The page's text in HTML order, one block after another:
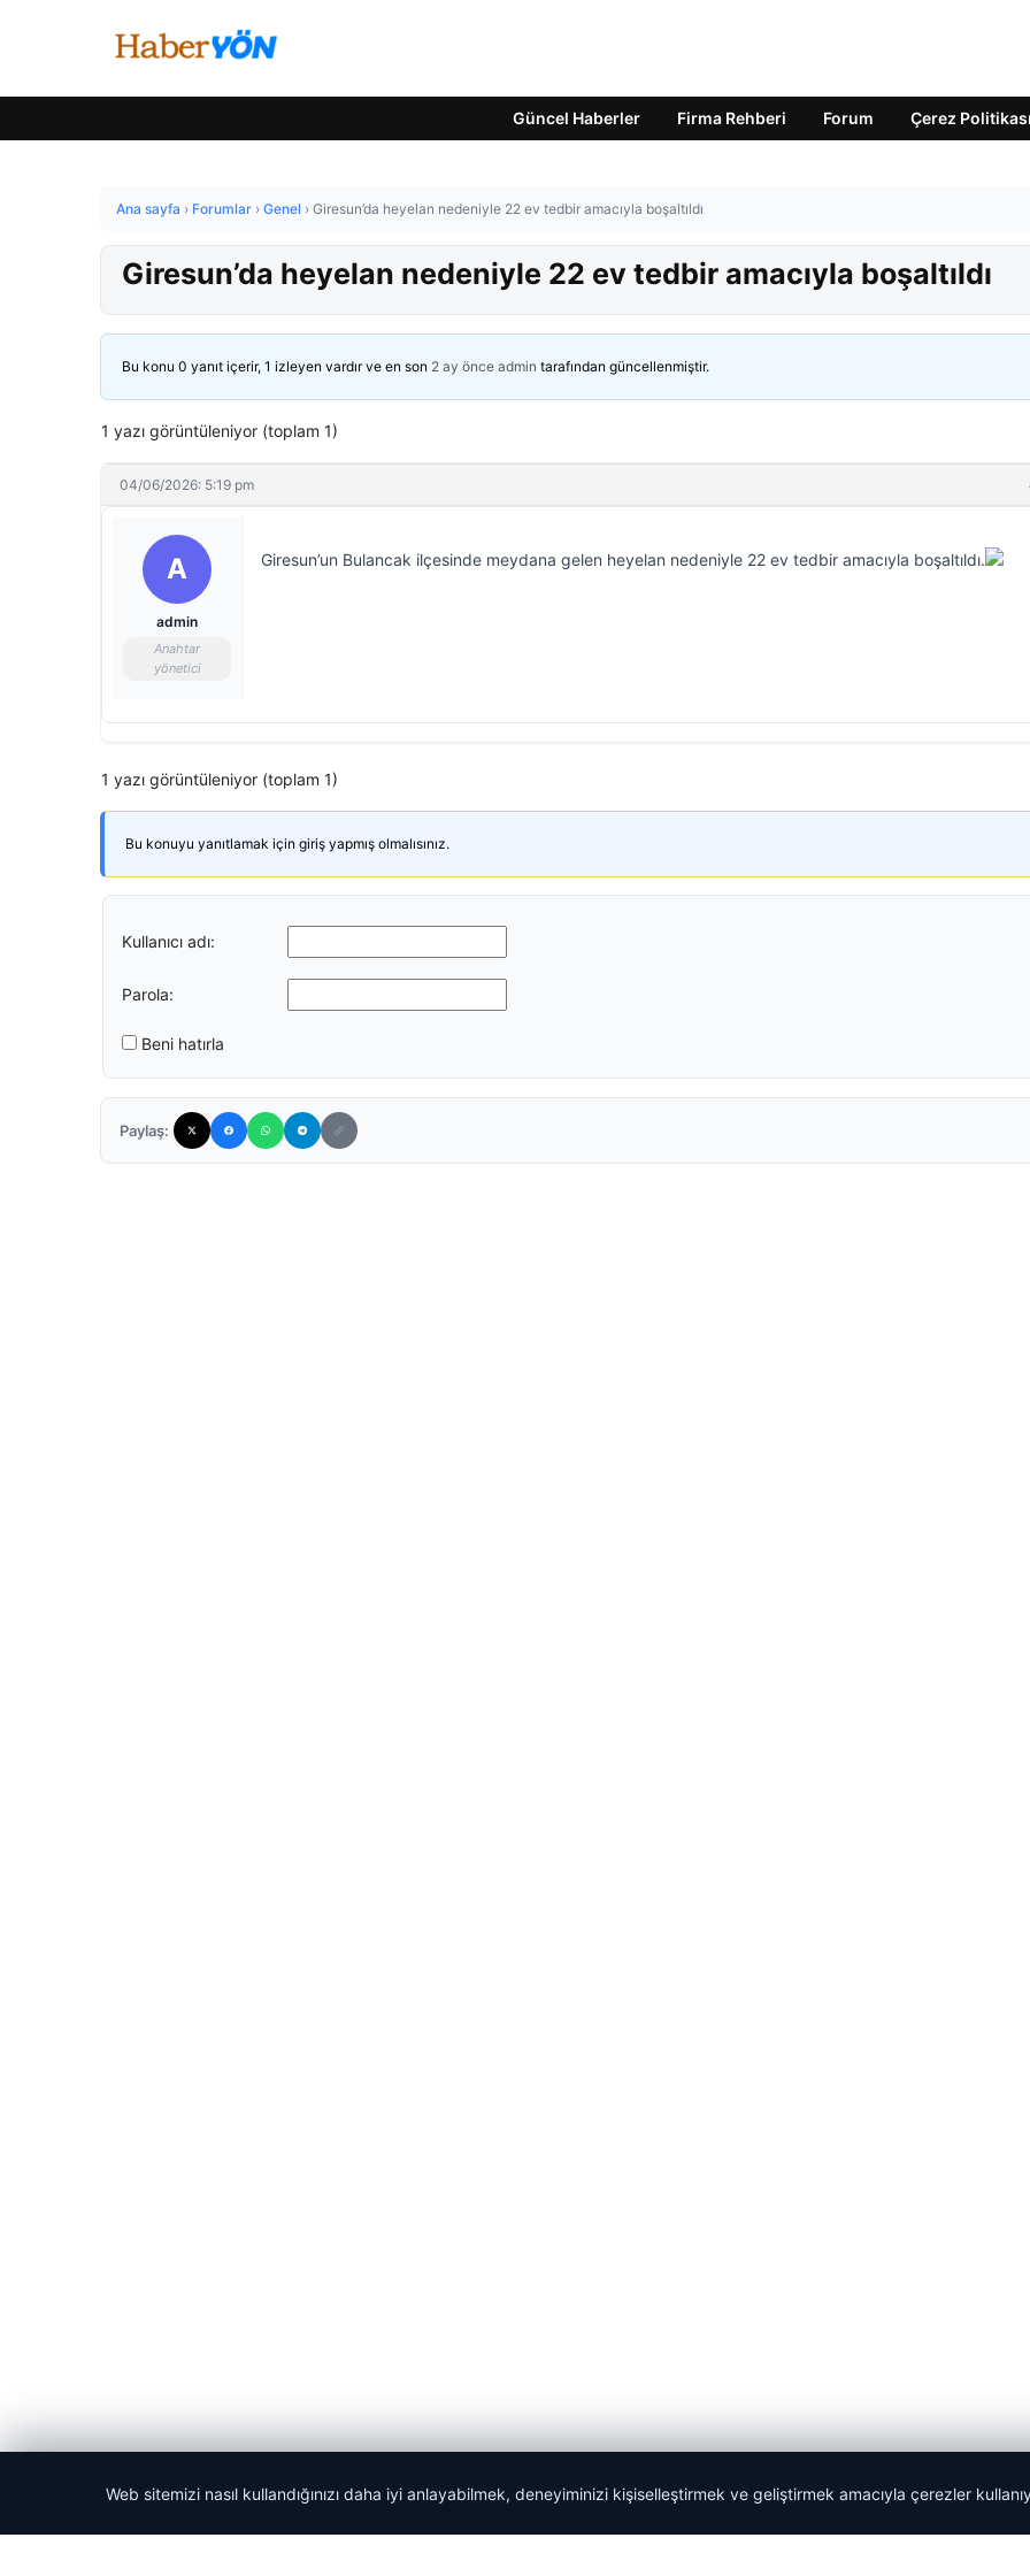
Güncel Haberler Firma Rehberi Forum Çerez Politikası
Ana sayfa › Forumlar › Genel › Giresun’da heyelan nedeniyle 22 ev tedbir amacıyla boşaltıldı
Giresun’da heyelan nedeniyle 22 ev tedbir amacıyla boşaltıldı
Bu konu 0 yanıt içerir, 1 izleyen vardır ve en son 2 ay önce admin tarafından güncellenmiştir.
1 yazı görüntüleniyor (toplam 1)
04/06/2026: 5:19 pm
A
admin
Anahtar
yönetici
Giresun’un Bulancak ilçesinde meydana gelen heyelan nedeniyle 22 ev tedbir amacıyla boşaltıldı.
1 yazı görüntüleniyor (toplam 1)
Bu konuyu yanıtlamak için giriş yapmış olmalısınız.
Kullanıcı adı:
Parola:
Beni hatırla
Paylaş:
Web sitemizi nasıl kullandığınızı daha iyi anlayabilmek, deneyiminizi kişiselleştirmek ve geliştirmek amacıyla çerezler